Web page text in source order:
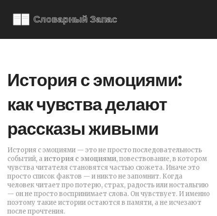
История с эмоциями:
как чувства делают
рассказы живыми
История с эмоциями — это не просто последовательность
событий, а история с эмоциями,повествование, в котором
чувства читателя становятся частью сюжета. Иначе это
просто список фактов — и никто не запомнит. Когда
человек читает про потерю, страх, радость или ностальгию
— он не просто воспринимает слова. Он чувствует. И именно
поэтому такие истории остаются в памяти, а не исчезают
после прочтения.